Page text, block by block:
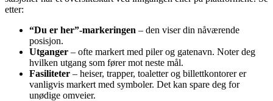
etter:
“Du er her”-markeringen – den viser din nåværende
posisjon.
Utganger – ofte markert med piler og gatenavn. Noter deg
hvilken utgang som fører mot neste mål.
Fasiliteter – heiser, trapper, toaletter og billettkontorer er
vanligvis markert med symboler. Det kan spare deg for
unødige omveier.